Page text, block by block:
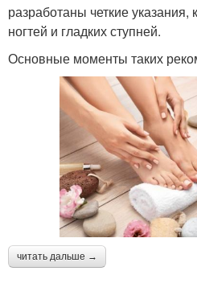
разработаны четкие
ногтей и гладких ступней.
Основные моменты таких
читать дальше →